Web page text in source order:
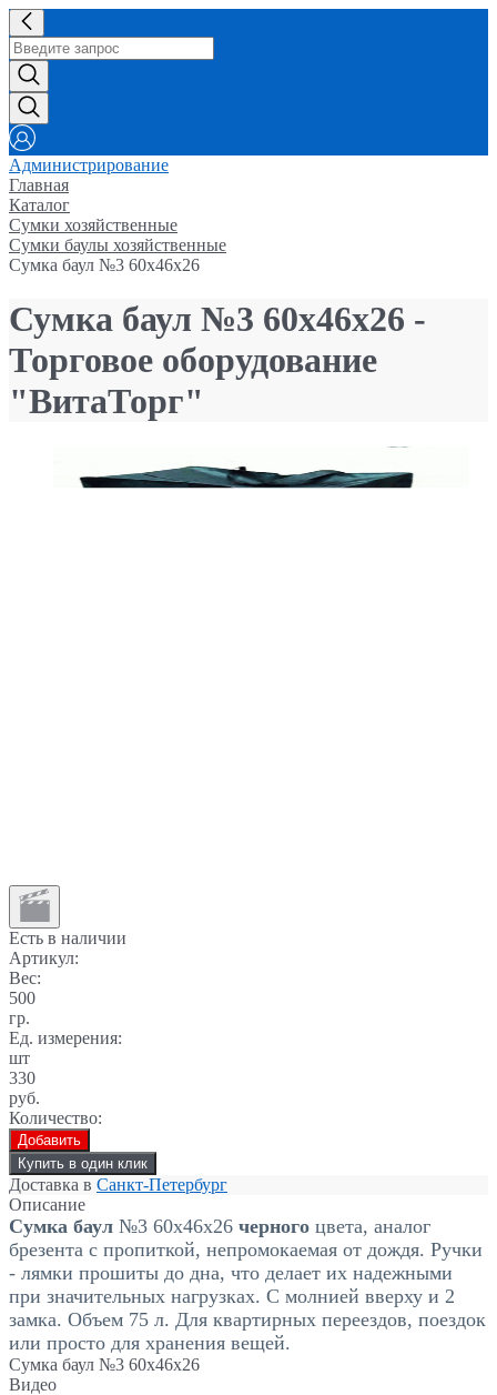
Администрирование
Главная
Каталог
Сумки хозяйственные
Сумки баулы хозяйственные
Сумка баул №3 60х46х26
Сумка баул №3 60х46х26 -
Торговое оборудование
"ВитаТорг"
Есть в наличии
Артикул:
Вес:
500
гр.
Ед. измерения:
шт
330
руб.
Количество:
Добавить
Купить в один клик
Доставка в Санкт-Петербург
Описание
Сумка баул №3 60х46х26 черного цвета, аналог
брезента с пропиткой, непромокаемая от дождя. Ручки
- лямки прошиты до дна, что делает их надежными
при значительных нагрузках. С молнией вверху и 2
замка. Объем 75 л. Для квартирных переездов, поездок
или просто для хранения вещей.
Сумка баул №3 60х46х26
Видео